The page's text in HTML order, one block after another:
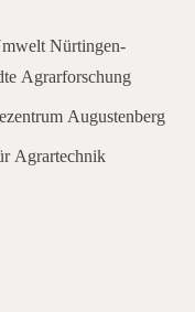
Nürtingen-
Agrarforschung
Augustenberg
Agrartechnik